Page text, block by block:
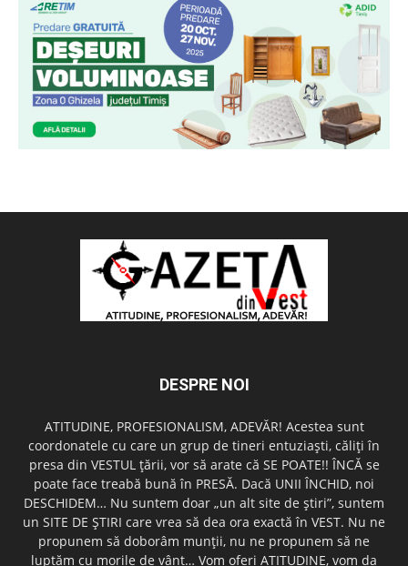
DESPRE NOI
ATITUDINE, PROFESIONALISM, ADEVĂR! Acestea sunt
coordonatele cu care un grup de tineri entuziaşti, căliţi în
presa din VESTUL ţării, vor să arate că SE POATE!! ÎNCĂ se
poate face treabă bună în PRESĂ. Dacă UNII ÎNCHID, noi
DESCHIDEM… Nu suntem doar „un alt site de ştiri”, suntem
un SITE DE ŞTIRI care vrea să dea ora exactă în VEST. Nu ne
propunem să doborâm munţii, nu ne propunem să ne
luptăm cu morile de vânt… Vom oferi ATITUDINE, vom da